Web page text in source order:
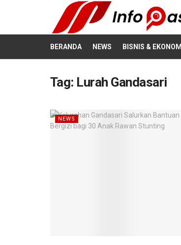
BERANDA NEWS BISNIS & EKONOMI
Tag: Lurah Gandasari
NEWS